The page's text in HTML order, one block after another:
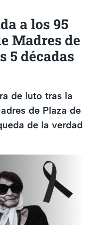
a los 95
Madres de
5 décadas
de luto tras la
de Plaza de
de la verdad